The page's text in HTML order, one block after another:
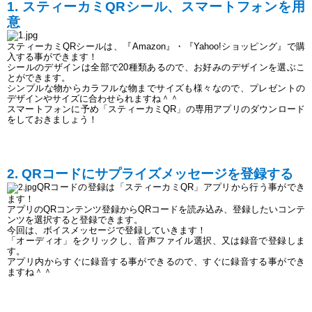
1. スティーカミQRシール、スマートフォンを用
意
スティーカミQRシールは、『Amazon』・『Yahoo!ショッピング』で購
入する事ができます！
シールのデザインは全部で20種類あるので、お好みのデザインを選ぶこ
とができます。
シンプルな物からカラフルな物までサイズも様々なので、プレゼントの
デザインやサイズに合わせられますね＾＾
スマートフォンに予め「スティーカミQR」の専用アプリのダウンロード
をしておきましょう！
2. QRコードにサプライズメッセージを登録する
QRコードの登録は「スティーカミQR」アプリから行う事ができ
ます！
アプリのQRコンテンツ登録からQRコードを読み込み、登録したいコンテ
ンツを選択すると登録できます。
今回は、ボイスメッセージで登録していきます！
「オーディオ」をクリックし、音声ファイル選択、又は録音で登録しま
す。
アプリ内からすぐに録音する事ができるので、すぐに録音する事ができ
ますね＾＾